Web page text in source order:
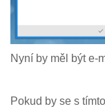
Nyní by měl být e-
Pokud by se s